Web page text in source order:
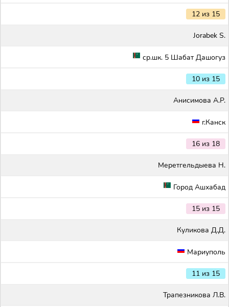
12 из 15
Jorabek S.
ср.шк. 5 Шабат Дашогуз
10 из 15
Анисимова А.Р.
г.Канск
16 из 18
Меретгельдыева Н.
Город Ашхабад
15 из 15
Куликова Д.Д.
Мариуполь
11 из 15
Трапезникова Л.В.